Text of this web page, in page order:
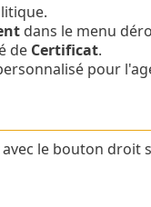
dans le menu
de Certificat.
pour
avec le bouton droit